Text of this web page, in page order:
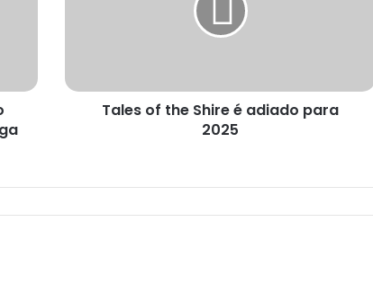
Tales of the Shire é adiado para
2025